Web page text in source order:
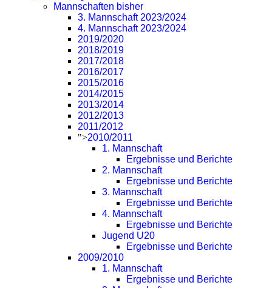
Mannschaften bisher
3. Mannschaft 2023/2024
4. Mannschaft 2023/2024
2019/2020
2018/2019
2017/2018
2016/2017
2015/2016
2014/2015
2013/2014
2012/2013
2011/2012
">2010/2011
1. Mannschaft
Ergebnisse und Berichte
2. Mannschaft
Ergebnisse und Berichte
3. Mannschaft
Ergebnisse und Berichte
4. Mannschaft
Ergebnisse und Berichte
Jugend U20
Ergebnisse und Berichte
2009/2010
1. Mannschaft
Ergebnisse und Berichte